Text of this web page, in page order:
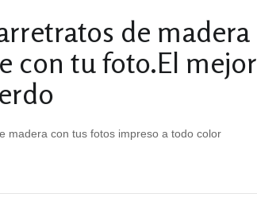
de madera
con tu foto.El mejor
madera con tus fotos impreso a todo color